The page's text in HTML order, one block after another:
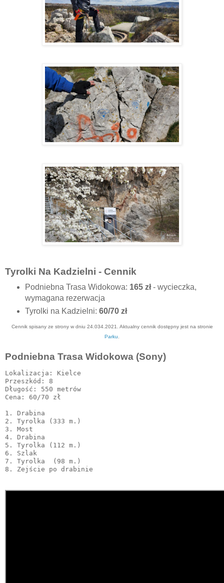
Tyrolki Na Kadzielni - Cennik
Podniebna Trasa Widokowa: 165 zł- wycieczka,
wymagana rezerwacja
Tyrolki na Kadzielni: 60/70 zł
Cennik spisany ze strony w dniu 24.034.2021. Aktualny cennik dostępny jest na stronie
Parku
Podniebna Trasa Widokowa (Sony)
Lokalizacja: Kielce
Przeszkód: 8
Długość: 550 metrów
Cena: 60/70 zł
1. Drabina
2. Tyrolka (333 m.)
3. Most
4. Drabina
5. Tyrolka (112 m.)
6. Szlak
7. Tyrolka  (98 m.)